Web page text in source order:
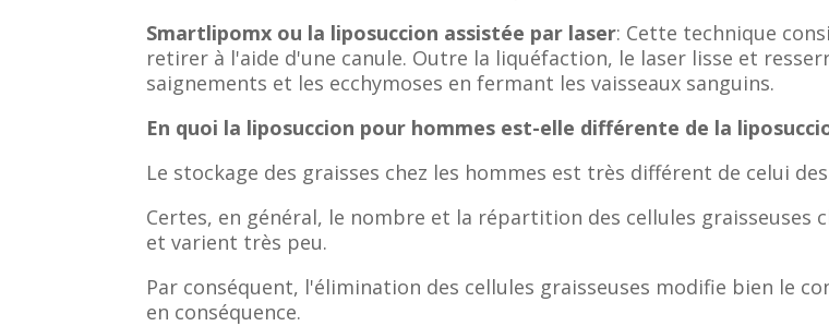
Smartlipomx ou la liposuccion assistée par laser: Cette technique
retirer à l'aide d'une canule. Outre la liquéfaction, le laser lisse et
saignements et les ecchymoses en fermant les vaisseaux sanguins.
En quoi la liposuccion pour hommes est-elle différente de la
Le stockage des graisses chez les hommes est très différent de celui
Certes, en général, le nombre et la répartition des cellules graisseuses
et varient très peu.
Par conséquent, l'élimination des cellules graisseuses modifie bien le
en conséquence.